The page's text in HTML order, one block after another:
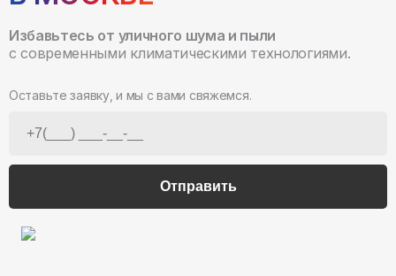
Избавьтесь от уличного шума и пыли
с современными климатическими технологиями.
Оставьте заявку, и мы с вами свяжемся.
Отправить